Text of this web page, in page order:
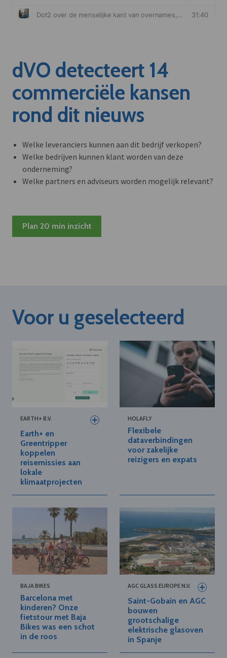
dVO detecteert 14
commerciële kansen
rond dit nieuws
Welke leveranciers kunnen aan dit bedrijf verkopen?
Welke bedrijven kunnen klant worden van deze
onderneming?
Welke partners en adviseurs worden mogelijk relevant?
Plan 20 min inzicht
Voor u geselecteerd
EARTH+ B.V.
Earth+ en
Greentripper
koppelen
reisemissies aan
lokale
klimaatprojecten
HOLAFLY
Flexibele
dataverbindingen
voor zakelijke
reizigers en expats
BAJA BIKES
Barcelona met
kinderen? Onze
fietstour met Baja
Bikes was een schot
in de roos
AGC GLASS EUROPE N.V.
Saint-Gobain en AGC
bouwen
grootschalige
elektrische glasoven
in Spanje